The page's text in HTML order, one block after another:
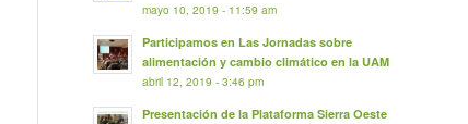
mayo 10, 2019 - 11:59 am
Participamos en Las Jornadas sobre
alimentación y cambio climático en la UAM
abril 12, 2019 - 3:46 pm
Presentación de la Plataforma Sierra Oeste